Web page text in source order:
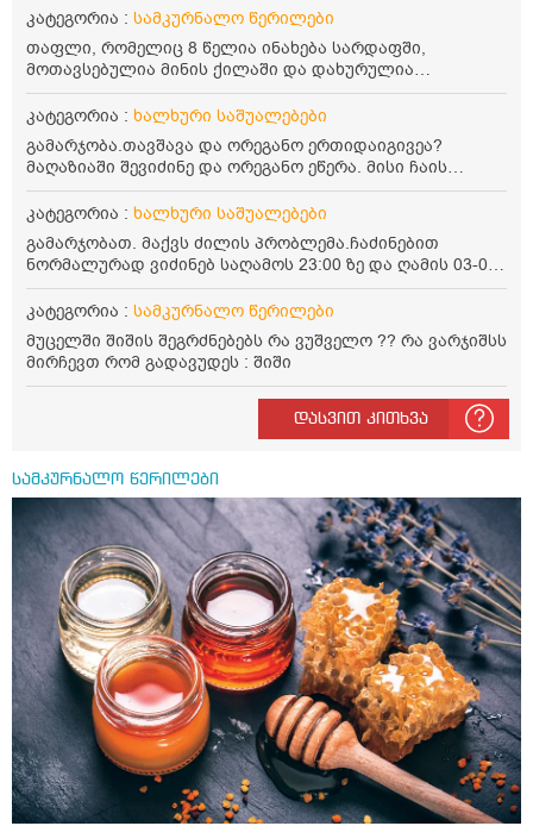
კატეგორია : სამკურნალო წერილები
თაფლი, რომელიც 8 წელია ინახება სარდაფში,
მოთავსებულია მინის ქილაში და დახურულია
პლასტმასის სახურავით. ექნება თუ არა შენარჩუნებული
სასარგებლო თვისებები და შეიძლება თუ არა მისი
კატეგორია : ხალხური საშუალებები
გამარჯობა.თავშავა და ორეგანო ერთიდაიგივეა?
მაღაზიაში შევიძინე და ორეგანო ეწერა. მისი ჩაის
დალევის წესი მაინტერესებს.რისთვის არის კარგი?
წავიკითხე რომ: 1 ჭიქა თბილ წყალში ჩავყაროთ 1 ჩაის
კოვზი დაქუცმაცებული და გამხმარი ორეგანო და
გავაჩეროთ 10-15 წუთი, მივიღოთო ჭამიდან 1-2 საათში.
მიზანი: ანტიოქსიდანტური და ანთების საწინააღმდეგო
თვისება. სწორია ეს ინფორმაცია? უკუჩვენება რა აქვს
და ბრონქულ ასთმას თუ შველის ორეგანოს ჩაი?
კატეგორია : ხალხური საშუალებები
გამარჯობათ. მაქვს ძილის პრობლემა.ჩაძინებით
ნორმალურად ვიძინებ საღამოს 23:00 ზე და ღამის 03-00
ან 04:00 საათზე მეღვიძება და მერე ვერ ვიძინებ
ვერაფრით.რამე ხალხური საშუალება თუ არის ამ
კატეგორია : სამკურნალო წერილები
მუცელში შიშის შეგრძნებებს რა ვუშველო ?? რა ვარჯიშსს
მირჩევთ რომ გადავუდეს : შიში
დასვით კითხვა
სამკურნალო წერილები